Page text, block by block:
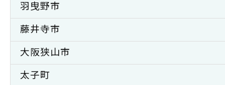
羽曳野市
藤井寺市
大阪狭山市
太子町